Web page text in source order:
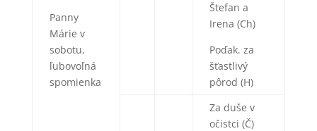
Panny
Márie v
sobotu,
ľubovoľná
spomienka
Štefan a
Irena (Ch)
Poďak. za
šťastlivý
pôrod (H)
Za duše v
očistci (Č)